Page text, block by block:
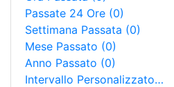
Passate 24 Ore (0)
Settimana Passata (0)
Mese Passato (0)
Anno Passato (0)
Intervallo Personalizzato…